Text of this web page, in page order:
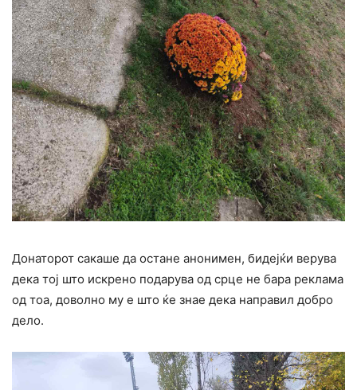
Донаторот сакаше да остане анонимен, бидејќи верува
дека тој што искрено подарува од срце не бара реклама
од тоа, доволно му е што ќе знае дека направил добро
дело.